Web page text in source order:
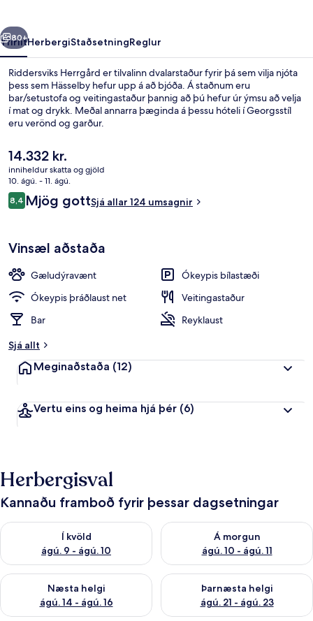
Næsta
80+
YfirlitHerbergiStaðsetningReglur
Riddersviks Herrgård er tilvalinn dvalarstaður fyrir þá sem vilja njóta
þess sem Hässelby hefur upp á að bjóða. Á staðnum eru
bar/setustofa og veitingastaður þannig að þú hefur úr ýmsu að velja
í mat og drykk. Meðal annarra þæginda á þessu hóteli í Georgsstíl
eru verönd og garður.
Núverandi
verð
er
14.332 kr.
14.332 kr.
inniheldur skatta og gjöld
10. ágú. - 11. ágú.
Umsagnir
8,48,4 af 10
Mjög gottSjá allar 124 umsagnir
Vinsæl aðstaða
Gæludýravænt
Ókeypis bílastæði
Ókeypis þráðlaust net
Veitingastaður
Bar
Reyklaust
Sjá allt
Meginaðstaða (12)
Vertu eins og heima hjá þér (6)
Herbergisval
Kannaðu framboð fyrir þessar dagsetningar
Í kvöld
ágú. 9 - ágú. 10
Athuga framboð í kvöld ágú. 9 - ágú. 10
Á morgun
ágú. 10 - ágú. 11
Athuga framboð á morgun
Næsta helgi
ágú. 14 - ágú. 16
Athuga framboð næstu helgi ágú. 14 - ágú. 16
Þarnæsta helgi
ágú. 21 - ágú. 23
Athuga framboð þarnæstu